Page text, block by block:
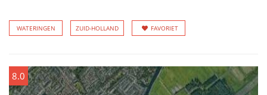
WATERINGEN ZUID-HOLLAND FAVORIET
8.0